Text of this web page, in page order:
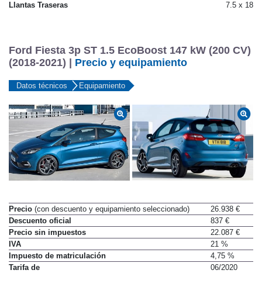
Llantas delanteras
7.5 x 18
Ford Fiesta 3p ST 1.5 EcoBoost 147 kW (200 CV)
(2018-2021) |
Precio y equipamiento
Precio(con descuento y equipamiento seleccionado)
26.938 €
Descuento oficial
837 €
Precio sin impuestos
22.087 €
IVA
21 %
Impuesto de matriculación
4,75 %